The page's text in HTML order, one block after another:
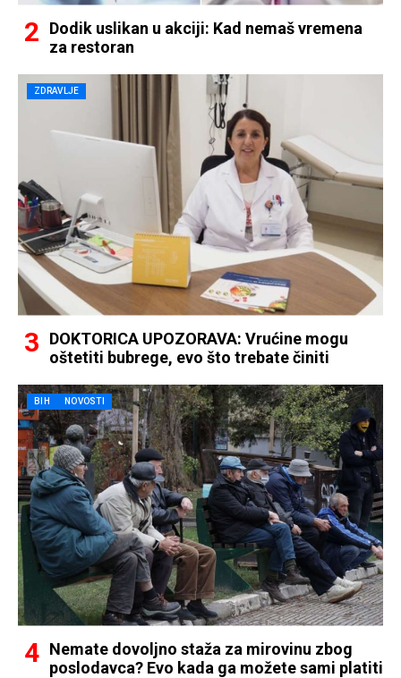
Dodik uslikan u akciji: Kad nemaš vremena
za restoran
ZDRAVLJE
DOKTORICA UPOZORAVA: Vrućine mogu
oštetiti bubrege, evo što trebate činiti
BIH NOVOSTI
Nemate dovoljno staža za mirovinu zbog
poslodavca? Evo kada ga možete sami platiti